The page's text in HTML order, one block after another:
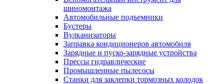
шиномонтажа
Автомобильные подъемники
Бустеры
Вулканизаторы
Заправка кондиционеров автомобиля
Зарядные и пуско-зарядные устройства
Прессы гидравлические
Промышленные пылесосы
Станки для заклепки тормозных колодок